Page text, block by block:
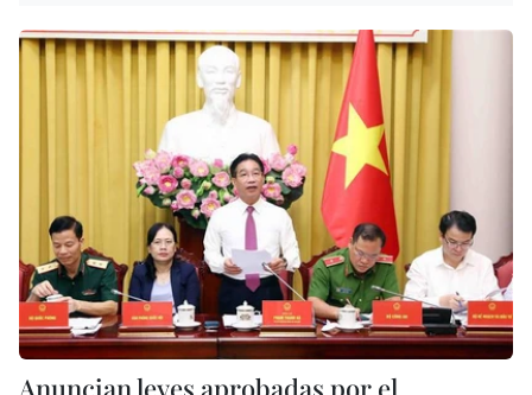
Anuncian leyes aprobadas por el